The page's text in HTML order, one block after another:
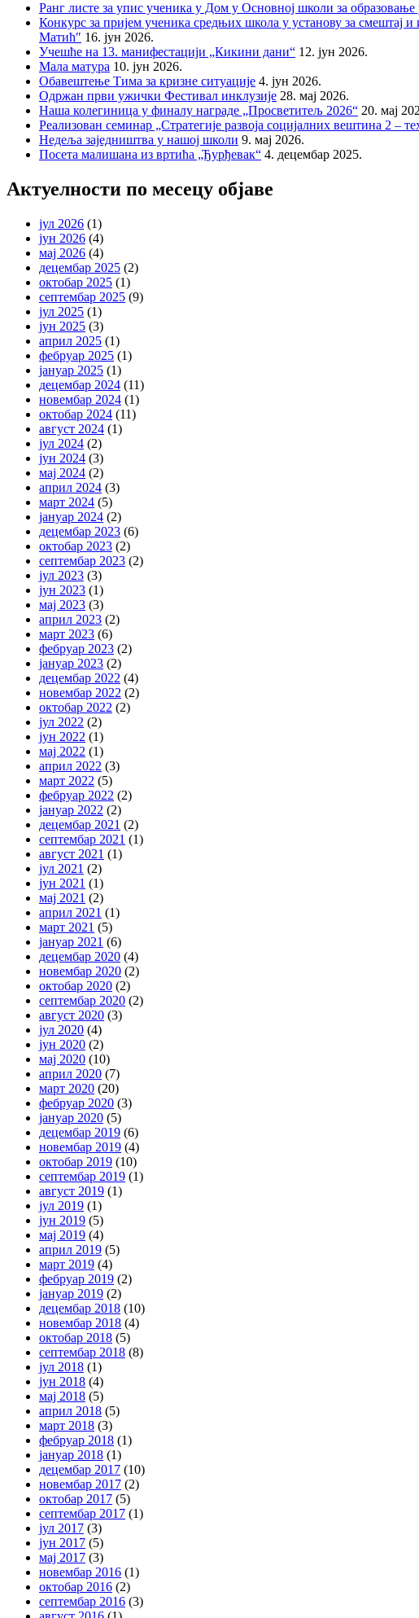
Ранг листе за упис ученика у Дом у Основној школи за
Конкурс за пријем ученика средњих школа у установу за смештај
Матић″ 16. јун 2026.
Учешће на 13. манифестацији „Кикини дани“ 12. јун 2026.
Мала матура 10. јун 2026.
Обавештење Тима за кризне ситуације 4. јун 2026.
Одржан први ужички Фестивал инклузије 28. мај 2026.
Наша колегиница у финалу награде „Просветитељ 2026“ 20. мај
Реализован семинар „Стратегије развоја социјалних вештина 2 –
Недеља заједништва у нашој школи 9. мај 2026.
Посета малишана из вртића „Ђурђевак“ 4. децембар 2025.
Актуелности по месецу објаве
јул 2026 (1)
јун 2026 (4)
мај 2026 (4)
децембар 2025 (2)
октобар 2025 (1)
септембар 2025 (9)
јул 2025 (1)
јун 2025 (3)
април 2025 (1)
фебруар 2025 (1)
јануар 2025 (1)
децембар 2024 (11)
новембар 2024 (1)
октобар 2024 (11)
август 2024 (1)
јул 2024 (2)
јун 2024 (3)
мај 2024 (2)
април 2024 (3)
март 2024 (5)
јануар 2024 (2)
децембар 2023 (6)
октобар 2023 (2)
септембар 2023 (2)
јул 2023 (3)
јун 2023 (1)
мај 2023 (3)
април 2023 (2)
март 2023 (6)
фебруар 2023 (2)
јануар 2023 (2)
децембар 2022 (4)
новембар 2022 (2)
октобар 2022 (2)
јул 2022 (2)
јун 2022 (1)
мај 2022 (1)
април 2022 (3)
март 2022 (5)
фебруар 2022 (2)
јануар 2022 (2)
децембар 2021 (2)
септембар 2021 (1)
август 2021 (1)
јул 2021 (2)
јун 2021 (1)
мај 2021 (2)
април 2021 (1)
март 2021 (5)
јануар 2021 (6)
децембар 2020 (4)
новембар 2020 (2)
октобар 2020 (2)
септембар 2020 (2)
август 2020 (3)
јул 2020 (4)
јун 2020 (2)
мај 2020 (10)
април 2020 (7)
март 2020 (20)
фебруар 2020 (3)
јануар 2020 (5)
децембар 2019 (6)
новембар 2019 (4)
октобар 2019 (10)
септембар 2019 (1)
август 2019 (1)
јул 2019 (1)
јун 2019 (5)
мај 2019 (4)
април 2019 (5)
март 2019 (4)
фебруар 2019 (2)
јануар 2019 (2)
децембар 2018 (10)
новембар 2018 (4)
октобар 2018 (5)
септембар 2018 (8)
јул 2018 (1)
јун 2018 (4)
мај 2018 (5)
април 2018 (5)
март 2018 (3)
фебруар 2018 (1)
јануар 2018 (1)
децембар 2017 (10)
новембар 2017 (2)
октобар 2017 (5)
септембар 2017 (1)
јул 2017 (3)
јун 2017 (5)
мај 2017 (3)
новембар 2016 (1)
октобар 2016 (2)
септембар 2016 (3)